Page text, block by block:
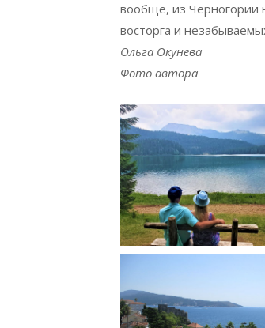
вообще, из Черногории
восторга и
Ольга Окунева
Фото автора